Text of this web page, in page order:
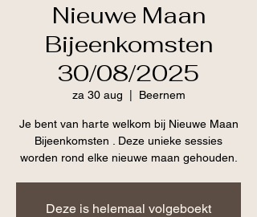
Nieuwe Maan
Bijeenkomsten
30/08/2025
za 30 aug Beernem
Je bent van harte welkom bij Nieuwe Maan
Bijeenkomsten . Deze unieke sessies
worden rond elke nieuwe maan gehouden.
Deze is helemaal volgeboekt